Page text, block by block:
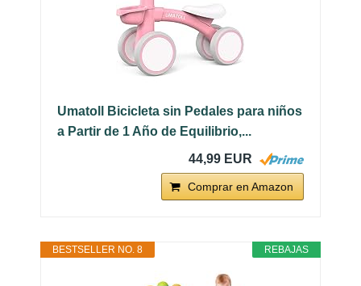
Umatoll Bicicleta sin Pedales para niños
a Partir de 1 Año de Equilibrio,...
44,99 EUR
Comprar en Amazon
REBAJAS
BESTSELLER NO. 8